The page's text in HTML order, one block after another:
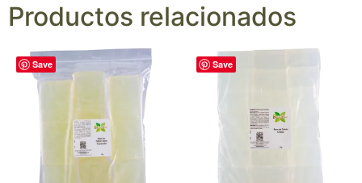
Productos relacionados
Save Save